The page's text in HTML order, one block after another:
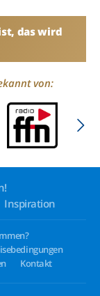
das wird
von:
Inspiration
Kontakt